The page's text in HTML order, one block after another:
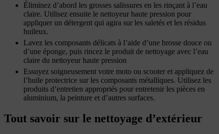
Éliminez d’abord les grosses salissures en les rinçant à l’eau
claire. Utilisez ensuite le nettoyeur haute pression pour
appliquer un détergent qui agira sur les saletés et les résidus
huileux.
Lavez les composants délicats à l’aide d’une brosse douce ou
d’une éponge, puis rincez le produit de nettoyage avec l’eau
claire du nettoyeur haute pression
Essuyez soigneusement votre moto ou scooter et appliquez de
l’huile protectrice sur les composants métalliques. Utilisez les
produits d’entretien appropriés pour entretenir les pièces en
aluminium, la peinture et d’autres surfaces.
Tout savoir sur le nettoyage d’extérieur